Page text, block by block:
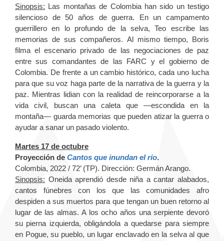
Sinopsis: Las montañas de Colombia han sido un testigo
silencioso de 50 años de guerra. En un campamento
guerrillero en lo profundo de la selva, Teo escribe las
memorias de sus compañeros. Al mismo tiempo, Boris
filma el escenario privado de las negociaciones de paz
entre sus comandantes de las FARC y el gobierno de
Colombia. De frente a un cambio histórico, cada uno lucha
para que su voz haga parte de la narrativa de la guerra y la
paz. Mientras lidian con la realidad de reincorporarse a la
vida civil, buscan una caleta que —escondida en la
montaña— guarda memorias que pueden atizar la guerra o
ayudar a sanar un pasado violento.
Martes 17 de octubre
Proyección de Cantos que inundan el río.
Colombia, 2022 / 72’ (TP). Dirección: Germán Arango.
Sinopsis: Oneida aprendió desde niña a cantar alabados,
cantos fúnebres con los que las comunidades afro
despiden a sus muertos para que tengan un buen retorno al
lugar de las almas. A los ocho años una serpiente devoró
su pierna izquierda, obligándola a quedarse para siempre
en Pogue, su pueblo, un lugar enclavado en la selva al que